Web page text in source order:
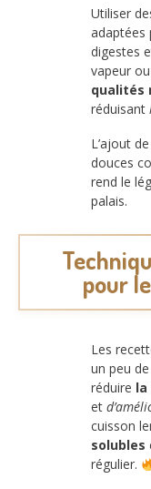
Utiliser
adaptées
digestes
vapeur
qualités
réduisant
L’ajout
douces
rend le
palais.
pour
Les
un peu
réduire
et
cuisson
solubles
régulier.